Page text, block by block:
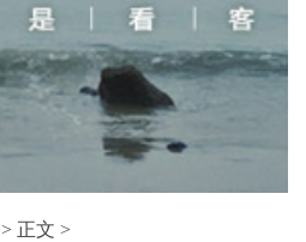
> 正文 >